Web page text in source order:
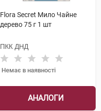
Flora Secret Мило Чайне
дерево 75 г 1 шт
ПКК ДНД
Немає в наявності
АНАЛОГИ